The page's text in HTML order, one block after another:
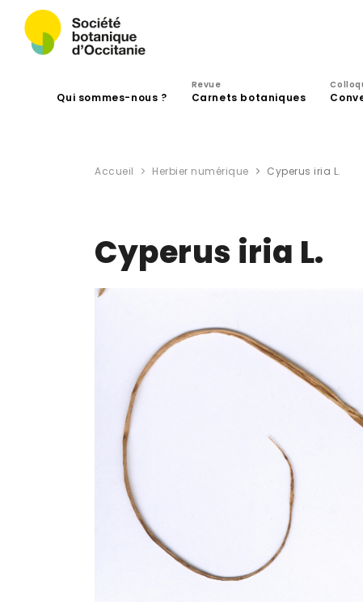
Qui sommes-nous ?
Revue
Carnets botaniques
Accueil Herbier numérique Cyperus iria L.
Cyperus iria L.